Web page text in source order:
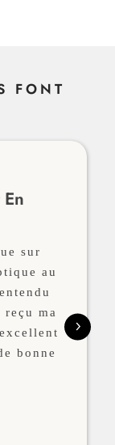
FONT
sur
au
ma
bonne